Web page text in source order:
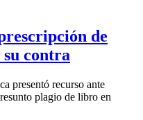
de
contra
presentó recurso ante
plagio de libro en